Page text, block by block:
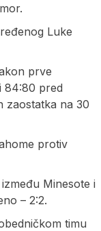
Luke
prve
84:80 pred
zaostatka na 30
protiv
Minesote i
– 2:2.
timu